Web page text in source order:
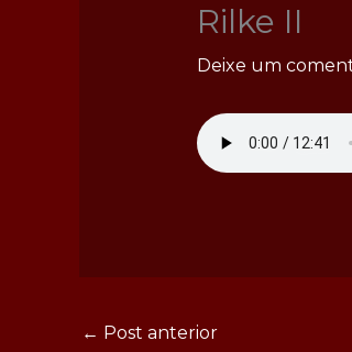
Rilke II
Deixe um
← Post anterior